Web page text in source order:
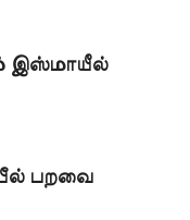
இஸ்மாயீல்
பறவை